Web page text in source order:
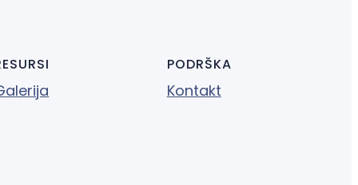
PODRŠKA
Kontakt